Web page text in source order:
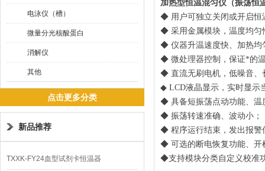
电泳仪（槽）
微量分光核酸蛋白
消解仪
其他
点击更多分类
新品推荐
TXXK-FY24血型试剂卡恒温器
加热型恒温混匀仪（振荡恒
◆ 用户可独立关闭或开启恒
◆ 采用金属模块，温度均匀
◆ 仪器升温速度快、加热均
◆ 微处理器控制，保证*的
◆ 直流无刷电机，低噪音、
◆ LCD液晶显示，实时显示
◆ 具备短振荡点动功能、温
◆ 振荡转速准确、波动小；
◆ 程序运行结束，发出报警
◆ 可选的断电恢复功能、开
◆支持模块分类自定义校准